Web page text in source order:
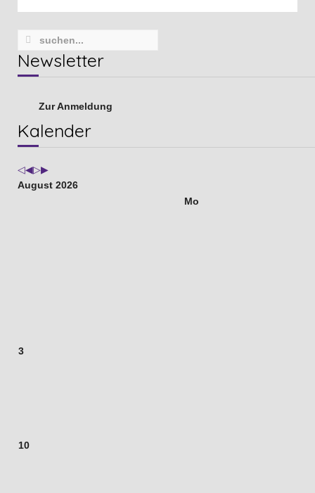
Newsletter
Zur Anmeldung
Kalender
Jahr
Monat
Jahr
Monat
August 2026
Mo
3
10